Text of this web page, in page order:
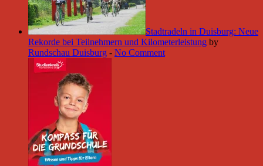
Stadtradeln in Duisburg: Neue
Rekorde bei Teilnehmern und Kilometerleistung by
Rundschau Duisburg - No Comment